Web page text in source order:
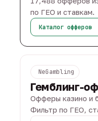
по ГЕО и ставкам.
Каталог офферов
NeGambling
Гемблинг-
Офферы казино и
Фильтр по ГЕО,